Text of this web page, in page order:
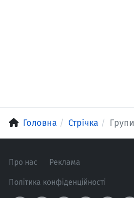
Головна Стрічка Групи
Про нас Реклама
Політика конфіденційності